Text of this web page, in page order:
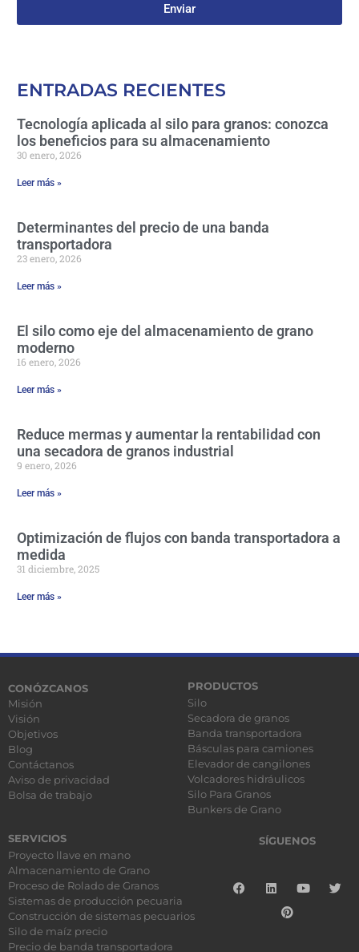
Enviar
ENTRADAS RECIENTES
Tecnología aplicada al silo para granos: conozca
los beneficios para su almacenamiento
30 enero, 2026
Leer más »
Determinantes del precio de una banda
transportadora
23 enero, 2026
Leer más »
El silo como eje del almacenamiento de grano
moderno
16 enero, 2026
Leer más »
Reduce mermas y aumentar la rentabilidad con
una secadora de granos industrial
9 enero, 2026
Leer más »
Optimización de flujos con banda transportadora a
medida
31 diciembre, 2025
Leer más »
CONÓZCANOS
Misión
Visión
Objetivos
Blog
Contáctanos
Aviso de privacidad
Bolsa de trabajo
PRODUCTOS
Silo
Secadora de granos
Banda transportadora
Básculas para camiones
Elevador de cangilones
Volcadores hidráulicos
Silo Para Granos
Bunkers de Grano
SERVICIOS
Proyecto llave en mano
Almacenamiento de Grano
Proceso de Rolado de Granos
Sistemas de producción pecuaria
Construcción de sistemas pecuarios
Silo de maíz precio
Precio de banda transportadora
SÍGUENOS